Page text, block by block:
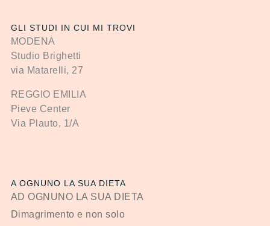
GLI STUDI IN CUI MI TROVI
MODENA
Studio Brighetti
via Matarelli, 27
REGGIO EMILIA
Pieve Center
Via Plauto, 1/A
A OGNUNO LA SUA DIETA
AD OGNUNO LA SUA DIETA
Dimagrimento e non solo